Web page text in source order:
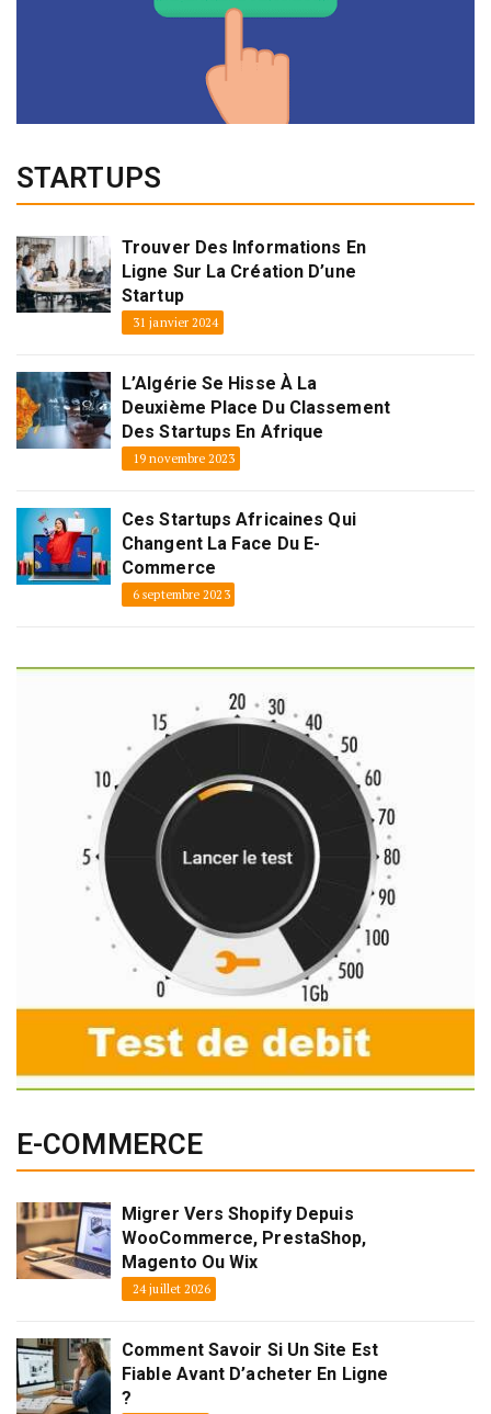
STARTUPS
Trouver Des Informations En
Ligne Sur La Création D’une
Startup
31 janvier 2024
L’Algérie Se Hisse À La
Deuxième Place Du Classement
Des Startups En Afrique
19 novembre 2023
Ces Startups Africaines Qui
Changent La Face Du E-
Commerce
6 septembre 2023
E-COMMERCE
Migrer Vers Shopify Depuis
WooCommerce, PrestaShop,
Magento Ou Wix
24 juillet 2026
Comment Savoir Si Un Site Est
Fiable Avant D’acheter En Ligne
?